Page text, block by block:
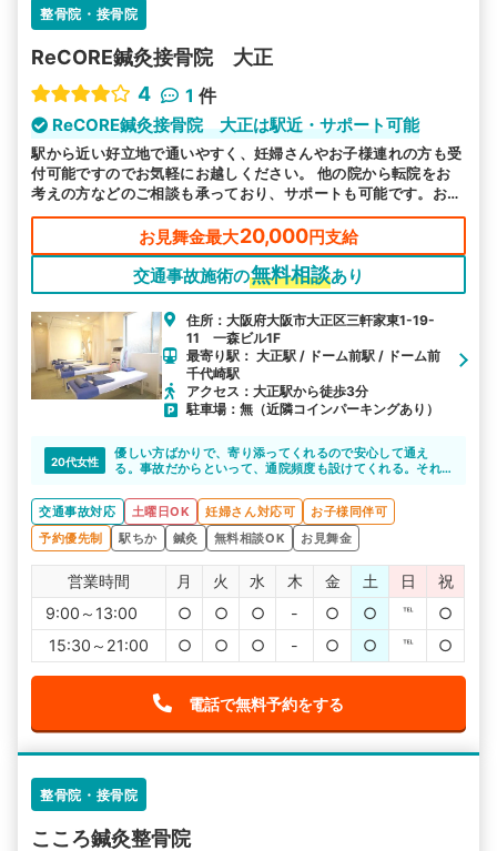
駅から探す 院名から探す
整骨院・接骨院
ReCORE鍼灸接骨院 大正
4
1 件
ReCORE鍼灸接骨院 大正は駅近・サポート可能
駅から近い好立地で通いやすく、妊婦さんやお子様連れの方も受
付可能ですのでお気軽にお越しください。 他の院から転院をお
考えの方などのご相談も承っており、サポートも可能です。お悩
み事は一人で悩まず、お気軽に当院にお問い合わせください。
お見舞金最大20,000円支給
交通事故施術の無料相談あり
住所：大阪府大阪市大正区三軒家東1-19-
11 一森ビル1F
最寄り駅： 大正駅 / ドーム前駅 / ドーム前
千代崎駅
アクセス：大正駅から徒歩3分
駐車場：無（近隣コインパーキングあり）
20代女性
優しい方ばかりで、寄り添ってくれるので安心して通え
る。事故だからといって、通院頻度も設けてくれる。それ
ろがありがたいと感じた。
交通事故対応 土曜日OK 妊婦さん対応可
お子様同伴可
予約優先制
駅ちか 鍼灸 無料相談OK お見舞金
営業時間 月 火 水 木 金 土 日
祝
9:00～13:00
○ ○ ○ - ○ ○ ℡
○
15:30～21:00
○ ○ ○ - ○ ○ ℡ ○
電話で無料予約をする
整骨院・接骨院
こころ鍼灸整骨院